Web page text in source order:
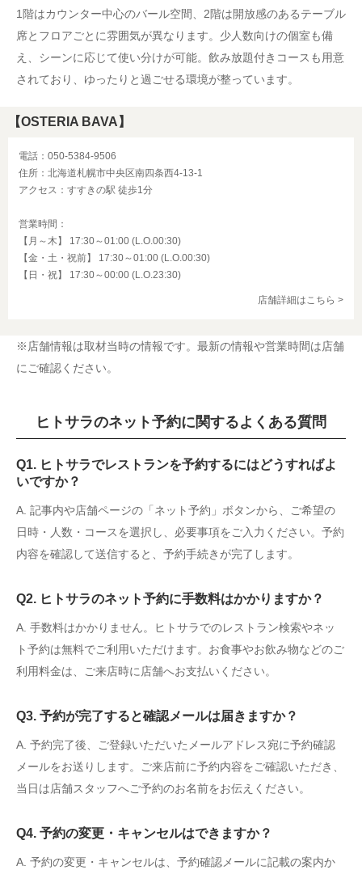
1階はカウンター中心のバール空間、2階は開放感のあるテーブル
席とフロアごとに雰囲気が異なります。少人数向けの個室も備
え、シーンに応じて使い分けが可能。飲み放題付きコースも用意
されており、ゆったりと過ごせる環境が整っています。
【OSTERIA BAVA】
電話：050-5384-9506
住所：北海道札幌市中央区南四条西4-13-1
アクセス：すすきの駅 徒歩1分
営業時間：
【月～木】 17:30～01:00 (L.O.00:30)
【金・土・祝前】 17:30～01:00 (L.O.00:30)
【日・祝】 17:30～00:00 (L.O.23:30)
店舗詳細はこちら >
※店舗情報は取材当時の情報です。最新の情報や営業時間は店舗
にご確認ください。
ヒトサラのネット予約に関するよくある質問
Q1. ヒトサラでレストランを予約するにはどうすればよ
いですか？
A. 記事内や店舗ページの「ネット予約」ボタンから、ご希望の
日時・人数・コースを選択し、必要事項をご入力ください。予約
内容を確認して送信すると、予約手続きが完了します。
Q2. ヒトサラのネット予約に手数料はかかりますか？
A. 手数料はかかりません。ヒトサラでのレストラン検索やネッ
ト予約は無料でご利用いただけます。お食事やお飲み物などのご
利用料金は、ご来店時に店舗へお支払いください。
Q3. 予約が完了すると確認メールは届きますか？
A. 予約完了後、ご登録いただいたメールアドレス宛に予約確認
メールをお送りします。ご来店前に予約内容をご確認いただき、
当日は店舗スタッフへご予約のお名前をお伝えください。
Q4. 予約の変更・キャンセルはできますか？
A. 予約の変更・キャンセルは、予約確認メールに記載の案内か